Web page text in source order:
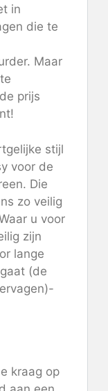
in
die te
Maar
prijs
stijl
voor de
Die
zo veilig
u voor
zijn
lange
(de
kraag op